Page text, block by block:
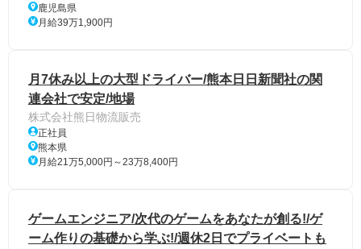
鹿児島県
月給39万1,900円
月7休み以上の大型ドライバー/熊本日日新聞社の関
連会社で安定/地場
株式会社熊日物流販売
正社員
熊本県
月給21万5,000円～23万8,400円
ゲームエンジニア/次代のゲームをあなたが創る!/ゲ
ーム作りの基礎から学ぶ!/週休2日でプライベートも